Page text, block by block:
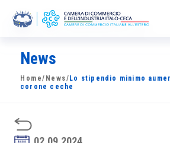
La Camera
News
Sviluppo Mercato
News
Home/ News/ Lo stipendio minimo
corone ceche